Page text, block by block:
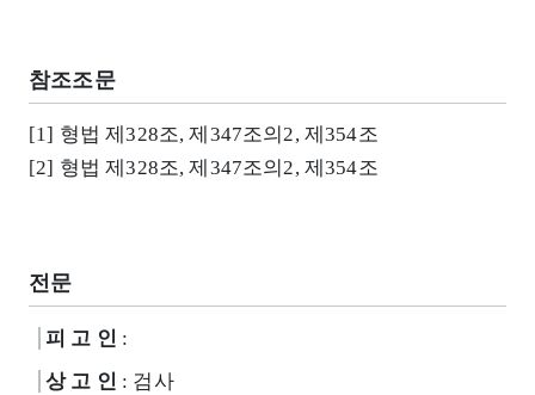
참조조문
[1] 형법 제328조, 제347조의2, 제354조
[2] 형법 제328조, 제347조의2, 제354조
전문
피 고 인 :
상 고 인 : 검사